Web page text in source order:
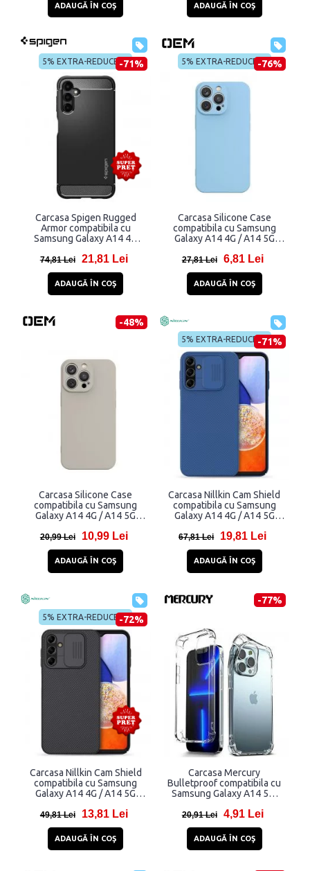
ADAUGĂ ÎN COŞ ADAUGĂ ÎN COŞ
5% EXTRA-REDUCERE-71%
Carcasa Spigen Rugged
Armor compatibila cu
Samsung Galaxy A14 4G
74,81 Lei 21,81 Lei
ADAUGĂ ÎN COŞ
5% EXTRA-REDUCERE-76%
Carcasa Silicone Case
compatibila cu Samsung
Galaxy A14 4G / A14 5G
27,81 Lei 6,81 Lei
ADAUGĂ ÎN COŞ
-48%
Carcasa Silicone Case
compatibila cu Samsung
Galaxy A14 4G / A14 5G
20,99 Lei 10,99 Lei
ADAUGĂ ÎN COŞ
5% EXTRA-REDUCERE-71%
Carcasa Nillkin Cam Shield
compatibila cu Samsung
Galaxy A14 4G / A14 5G
67,81 Lei 19,81 Lei
ADAUGĂ ÎN COŞ
5% EXTRA-REDUCERE-72%
Carcasa Nillkin Cam Shield
compatibila cu Samsung
Galaxy A14 4G / A14 5G
49,81 Lei 13,81 Lei
ADAUGĂ ÎN COŞ
-77%
Carcasa Mercury
Bulletproof compatibila cu
Samsung Galaxy A14 5G,
20,91 Lei 4,91 Lei
ADAUGĂ ÎN COŞ